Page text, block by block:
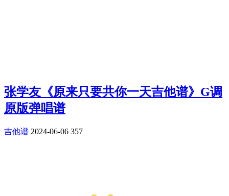
张学友《原来只要共你一天吉他谱》G调
原版弹唱谱
吉他谱 2024-06-06 357